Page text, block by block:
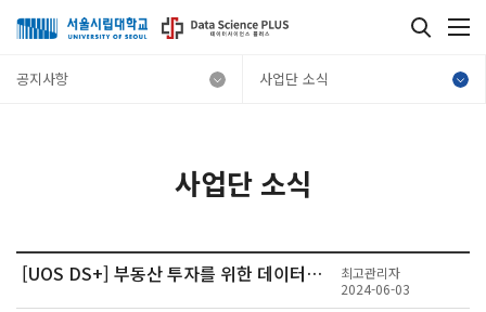
공지사항 사업단 소식
사업단 소식
[UOS DS+] 부동산 투자를 위한 데이터분석 : 6.18(화) / 6.20(목)
최고관리자
2024-06-03